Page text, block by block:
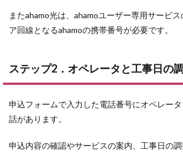
典・割
引制度
6
J:COM
ahamo
り換え
によく
またahamo光は、ahamoユーザー専用サービ
ア回線となるahamoの携帯番号が必要です。
ステップ2．オペレータと工事日の
申込フォームで入力した電話番号にオペレー
話があります。
申込内容の確認やサービスの案内、工事日の調